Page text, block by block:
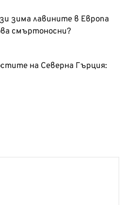
зима лавините в Европа
смъртоносни?
на Северна Гърция: